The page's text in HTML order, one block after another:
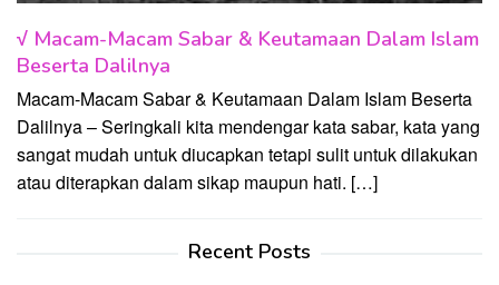
√ Macam-Macam Sabar & Keutamaan Dalam Islam
Beserta Dalilnya
Macam-Macam Sabar & Keutamaan Dalam Islam Beserta
Dalilnya – Seringkali kita mendengar kata sabar, kata yang
sangat mudah untuk diucapkan tetapi sulit untuk dilakukan
atau diterapkan dalam sikap maupun hati. […]
Recent Posts